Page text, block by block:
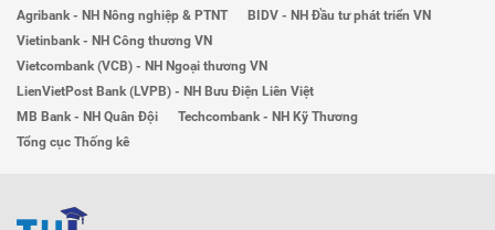
Agribank - NH Nông nghiệp & PTNT
BIDV - NH Đầu tư phát triển VN
Vietinbank - NH Công thương VN
Vietcombank (VCB) - NH Ngoại thương VN
LienVietPost Bank (LVPB) - NH Bưu Điện Liên Việt
MB Bank - NH Quân Đội
Techcombank - NH Kỹ Thương
Tổng cục Thống kê